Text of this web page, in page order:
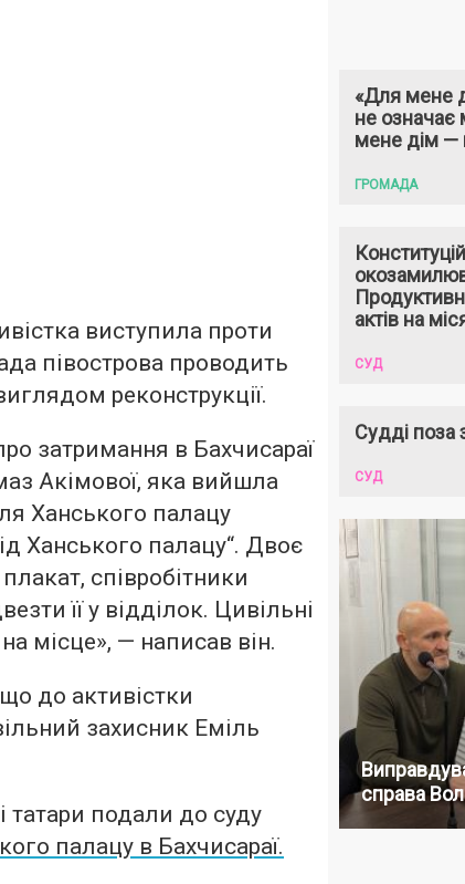
виступила проти
півострова проводить
реконструкції.
затримання в Бахчисараї
Акімової, яка вийшла
Ханського палацу
Ханського палацу“. Двоє
співробітники
її у відділок. Цивільні
місце», — написав він.
до активістки
захисник Еміль
подали до суду
палацу в Бахчисараї.
«Для мене
не означає
мене дім —
ГРОМАДА
актів на
СУД
Судді поза
СУД
справа